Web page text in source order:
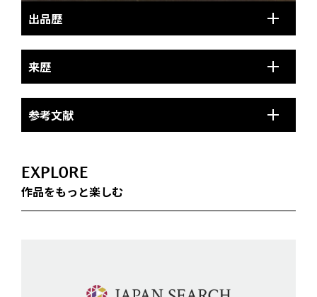
出品歴
来歴
参考文献
EXPLORE
作品をもっと楽しむ